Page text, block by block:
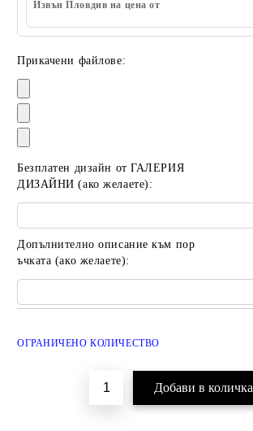
Извън Пловдив на цена от
Прикачени файлове:
Безплатен дизайн от ГАЛЕРИЯ
ДИЗАЙНИ (ако желаете):
Допълнително описание към пор
ъчката (ако желаете):
ОГРАНИЧЕНО КОЛИЧЕСТВО